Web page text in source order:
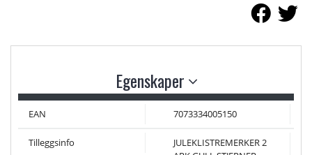
Egenskaper
EAN 7073334005150
Tilleggsinfo
JULEKLISTREMERKER 2